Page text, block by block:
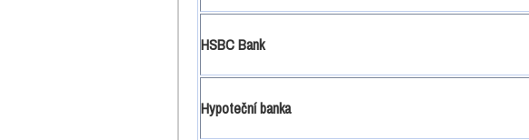
HSBC Bank
Hypoteční banka